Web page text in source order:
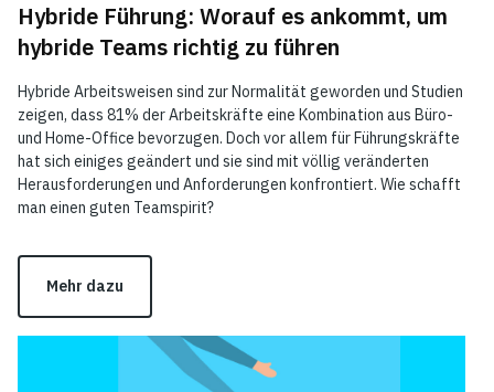
Hybride Führung: Worauf es ankommt, um
hybride Teams richtig zu führen
Hybride Arbeitsweisen sind zur Normalität geworden und Studien
zeigen, dass 81% der Arbeitskräfte eine Kombination aus Büro-
und Home-Office bevorzugen. Doch vor allem für Führungskräfte
hat sich einiges geändert und sie sind mit völlig veränderten
Herausforderungen und Anforderungen konfrontiert. Wie schafft
man einen guten Teamspirit?
Mehr dazu